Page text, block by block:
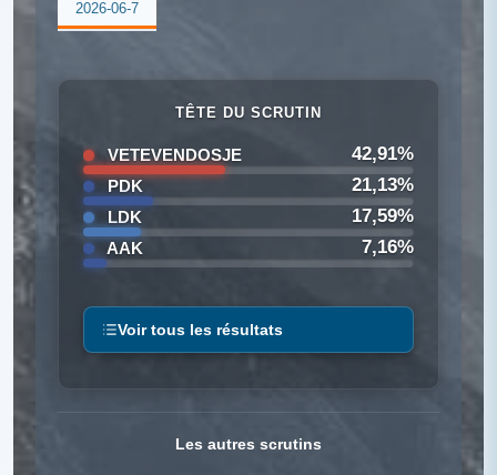
2026-06-7
TÊTE DU SCRUTIN
VETEVENDOSJE 42,91%
PDK 21,13%
LDK 17,59%
AAK 7,16%
Voir tous les résultats
Les autres scrutins